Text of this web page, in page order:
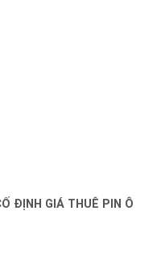
ĐỊNH GIÁ THUÊ PIN Ô